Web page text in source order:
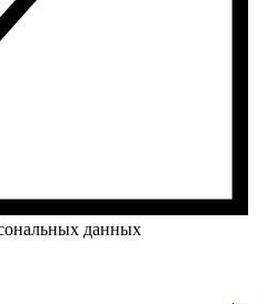
данных